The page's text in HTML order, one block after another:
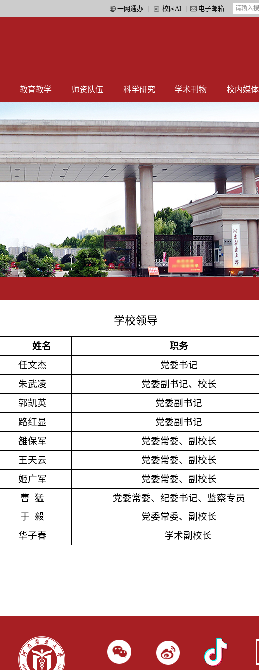
一网通办 校园AI 电子邮箱
教育教学 师资队伍 科学研究 学术刊物 校内媒体
学校领导
姓名
职务
任文杰
党委书记
朱武凌
党委副书记、校长
郭凯英
党委副书记
路红显
党委副书记
雒保军
党委常委、副校长
王天云
党委常委、副校长
姬广军
党委常委、副校长
曹 猛
党委常委、纪委书记、监察专员
于 毅
党委常委、副校长
华子春
学术副校长